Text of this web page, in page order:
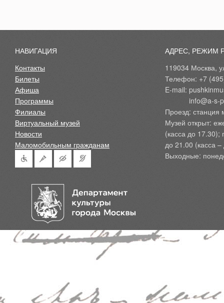
НАВИГАЦИЯ
Контакты
Билеты
Афиша
Программы
Филиалы
Виртуальный музей
Новости
Маломобильным гражданам
АДРЕС, РЕЖИМ
119034 Москва,
Телефон: +7
E-mail:
Проезд: станция
Музей открыт:
(касса до 17.30);
до 21.00 (касса
Выходные: